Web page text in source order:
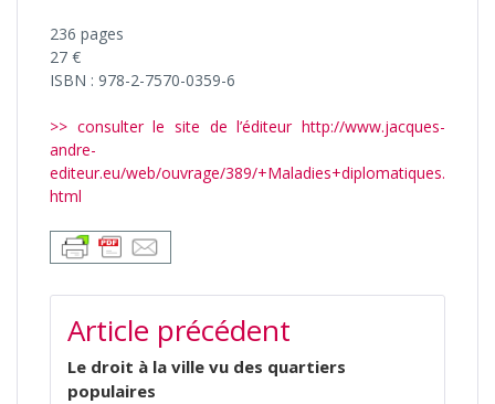
236 pages
27 €
ISBN : 978-2-7570-0359-6
>> consulter le site de l’éditeur http://www.jacques-
andre-
editeur.eu/web/ouvrage/389/+Maladies+diplomatiques.
html
NAVIGATION
DE
L’ARTICLE
Article précédent
Le droit à la ville vu des quartiers
populaires